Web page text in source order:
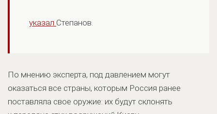
указал Степанов.
По мнению эксперта, под давлением могут
оказаться все страны, которым Россия ранее
поставляла свое оружие: их будут склонять